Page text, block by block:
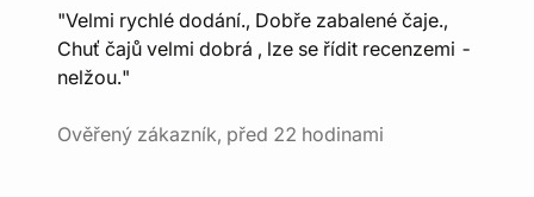
"Velmi rychlé dodání., Dobře zabalené čaje.,
Chuť čajů velmi dobrá , lze se řídit recenzemi -
nelžou."
Ověřený zákazník, před 22 hodinami